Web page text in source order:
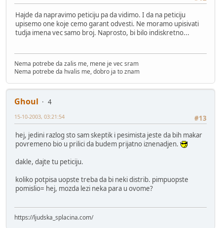
Hajde da napravimo peticiju pa da vidimo. I da na peticiju
upisemo one koje cemo garant odvesti. Ne moramo upisivati
tudja imena vec samo broj. Naprosto, bi bilo indiskretno...
Nema potrebe da zalis me, mene je vec sram
Nema potrebe da hvalis me, dobro ja to znam
Ghoul
4
#13
15-10-2003, 03:21:54
hej, jedini razlog sto sam skeptik i pesimista jeste da bih makar
povremeno bio u prilici da budem prijatno iznenadjen.
dakle, dajte tu peticiju.
koliko potpisa uopste treba da bi neki distrib. pimpuopste
pomislio= hej, mozda lezi neka para u ovome?
https://ljudska_splacina.com/